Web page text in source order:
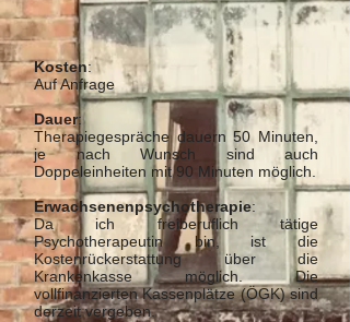
Kosten:
Auf Anfrage
Dauer:
Therapiegespräche dauern 50 Minuten,
je nach Wunsch sind auch
Doppeleinheiten mit 90 Minuten möglich.
Erwachsenenpsychotherapie:
Da ich freiberuflich tätige
Psychotherapeutin bin, ist die
Kostenrückerstattung über die
Krankenkasse möglich. Die
vollfinanzierten Kassenplätze (ÖGK) sind
derzeit vergeben.